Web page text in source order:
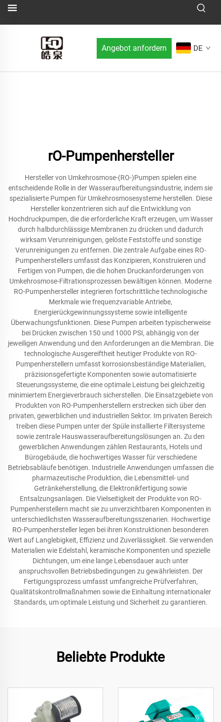
Angebot anfordern DE
rO-Pumpenhersteller
Hersteller von Umkehrosmose-(RO-)Pumpen spielen eine
entscheidende Rolle in der Wasseraufbereitungsindustrie, indem sie
spezialisierte Pumpen für Umkehrosmosesysteme herstellen. Diese
Hersteller konzentrieren sich auf die Entwicklung von
Hochdruckpumpen, die die erforderliche Kraft erzeugen, um Wasser
durch halbdurchlässige Membranen zu drücken und dadurch
wirksam Verunreinigungen, gelöste Feststoffe und sonstige
Verunreinigungen zu entfernen. Die zentrale Aufgabe eines RO-
Pumpenherstellers umfasst das Konzipieren, Konstruieren und
Fertigen von Pumpen, die die hohen Druckanforderungen von
Umkehrosmose-Filtrationsprozessen bewältigen können. Moderne
RO-Pumpenhersteller integrieren fortschrittliche technologische
Merkmale wie frequenzvariable Antriebe,
Energierückgewinnungssysteme sowie intelligente
Überwachungsfunktionen. Diese Pumpen arbeiten typischerweise
bei Drücken zwischen 150 und 1000 PSI, abhängig von der
jeweiligen Anwendung und den Anforderungen an die Membran. Die
technologische Ausgereiftheit heutiger Produkte von RO-
Pumpenherstellern umfasst korrosionsbeständige Materialien,
präzisionsgefertigte Komponenten sowie automatisierte
Steuerungssysteme, die eine optimale Leistung bei gleichzeitig
minimiertem Energieverbrauch sicherstellen. Die Einsatzgebiete von
Produkten von RO-Pumpenherstellern erstrecken sich über den
privaten, gewerblichen und industriellen Sektor. Im privaten Bereich
treiben diese Pumpen unter der Spüle installierte Filtersysteme
sowie zentrale Hauswasseraufbereitungslösungen an. Zu den
gewerblichen Anwendungen zählen Restaurants, Hotels und
Bürogebäude, die hochwertiges Wasser für verschiedene
Betriebsabläufe benötigen. Industrielle Anwendungen umfassen die
pharmazeutische Produktion, die Lebensmittel- und
Getränkeherstellung, die Elektronikfertigung sowie
Entsalzungsanlagen. Die Vielseitigkeit der Produkte von RO-
Pumpenherstellern macht sie zu unverzichtbaren Komponenten in
unterschiedlichsten Wasseraufbereitungsszenarien. Hochwertige
RO-Pumpenhersteller legen bei ihren Konstruktionen besonderen
Wert auf Langlebigkeit, Effizienz und Zuverlässigkeit. Sie verwenden
Materialien wie Edelstahl, keramische Komponenten und spezielle
Dichtungen, um eine lange Lebensdauer auch unter
anspruchsvollen Betriebsbedingungen zu gewährleisten. Der
Fertigungsprozess umfasst umfangreiche Prüfverfahren,
Qualitätskontrollmaßnahmen sowie die Einhaltung internationaler
Standards, um optimale Leistung und Sicherheit zu garantieren.
Beliebte Produkte